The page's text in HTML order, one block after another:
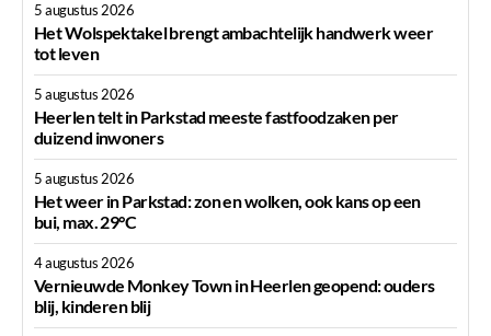
5 augustus 2026
Het Wolspektakel brengt ambachtelijk handwerk weer
tot leven
5 augustus 2026
Heerlen telt in Parkstad meeste fastfoodzaken per
duizend inwoners
5 augustus 2026
Het weer in Parkstad: zon en wolken, ook kans op een
bui, max. 29°C
4 augustus 2026
Vernieuwde Monkey Town in Heerlen geopend: ouders
blij, kinderen blij